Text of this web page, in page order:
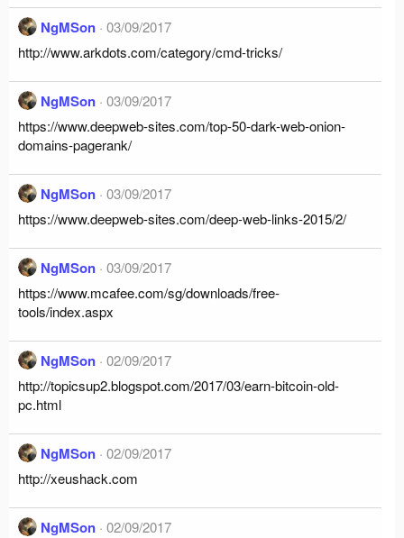
NgMSon 03/09/2017
http://www.arkdots.com/category/cmd-tricks/
NgMSon 03/09/2017
https://www.deepweb-sites.com/top-50-dark-web-onion-
domains-pagerank/
NgMSon 03/09/2017
https://www.deepweb-sites.com/deep-web-links-2015/2/
NgMSon 03/09/2017
https://www.mcafee.com/sg/downloads/free-
tools/index.aspx
NgMSon 02/09/2017
http://topicsup2.blogspot.com/2017/03/earn-bitcoin-old-
pc.html
NgMSon 02/09/2017
http://xeushack.com
NgMSon 02/09/2017